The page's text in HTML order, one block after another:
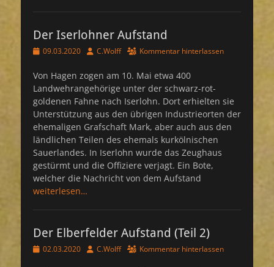
Der Iserlohner Aufstand
Veröffentlicht
09.03.2020 AutorC.Wolff Kommentar hinterlassen
Von Hagen zogen am 10. Mai etwa 400
Landwehrangehörige unter der schwarz-rot-
goldenen Fahne nach Iserlohn. Dort erhielten sie
Unterstützung aus den übrigen Industrieorten der
ehemaligen Grafschaft Mark, aber auch aus den
ländlichen Teilen des ehemals kurkölnischen
Sauerlandes. In Iserlohn wurde das Zeughaus
gestürmt und die Offiziere verjagt. Ein Bote,
welcher die Nachricht von dem Aufstand
weiterlesen…
Der Elberfelder Aufstand (Teil 2)
Veröffentlicht
02.03.2020 AutorC.Wolff Kommentar hinterlassen